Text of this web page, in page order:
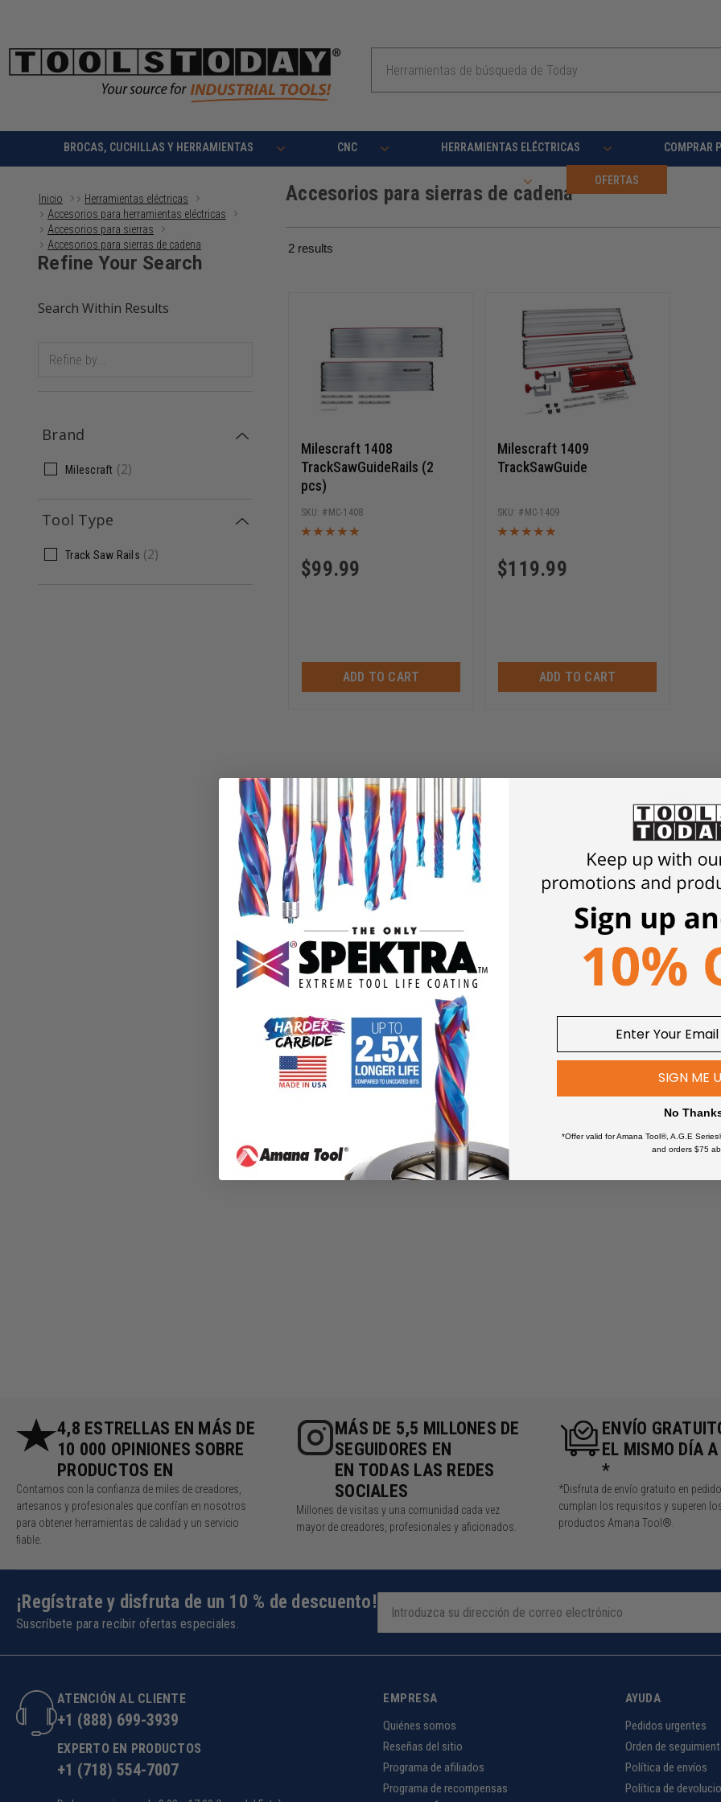
BROCAS, CUCHILLAS Y HERRAMIENTAS CNC HERRAMIENTAS ELÉCTRICAS COMPRAR
OFERTAS
Inicio
Herramientas eléctricas
Accesorios para herramientas eléctricas
Accesorios para sierras
Accesorios para sierras de cadena
Accesorios para sierras de cadena
Brand
Milescraft (2)
Tool Type
Track Saw Rails (2)
2 results
Milescraft 1408
TrackSawGuideRails (2
pcs)
$99.99
MC-1408
ADD TO CART
Milescraft 1409
TrackSawGuide
$119.99
MC-1409
ADD TO CART
1
4,8 ESTRELLAS EN MÁS DE
10 000 OPINIONES SOBRE
PRODUCTOS EN
Contamos con la confianza de miles de creadores,
artesanos y profesionales que confían en nosotros
para obtener herramientas de calidad y un servicio
fiable.
MÁS DE 5,5 MILLONES DE
SEGUIDORES EN
EN TODAS LAS REDES
SOCIALES
Millones de visitas y una comunidad cada vez
mayor de creadores, profesionales y aficionados.
ENVÍO
EL MISMO DÍA A
*
*Disfruta de envío gratuito en
cumplan los requisitos y superen
productos Amana Tool®.
¡Regístrate y disfruta de un 10 % de descuento!
Suscríbete para recibir ofertas especiales.
ATENCIÓN AL CLIENTE
+1 (888) 699-3939
EXPERTO EN PRODUCTOS
+1 (718) 554-7007
EMPRESA
Quiénes somos
Reseñas del sitio
Programa de afiliados
Programa de recompensas
AYUDA
Pedidos urgentes
Orden de
Política de envíos
Política de
SIGN ME
No
*Offer valid for Amana Tool®, A.G.E
and orders $75